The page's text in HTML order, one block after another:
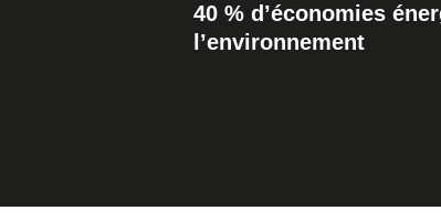
40 % d’économies
l’environnement